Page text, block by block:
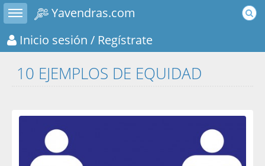
Toggle sidebar
Yavendras.com
Inicio sesión / Regístrate
10 EJEMPLOS DE EQUIDAD